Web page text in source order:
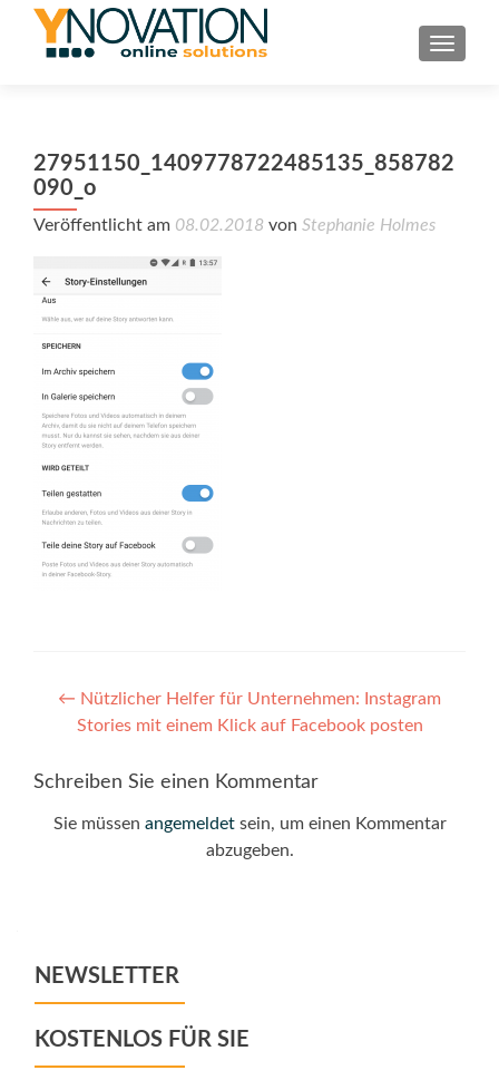
27951150_1409778722485135_858782
090_o
Veröffentlicht am 08.02.2018 von Stephanie Holmes
Post
navigation
← Nützlicher Helfer für Unternehmen: Instagram
Stories mit einem Klick auf Facebook posten
Schreiben Sie einen Kommentar
Sie müssen angemeldetsein, um einen Kommentar
abzugeben.
NEWSLETTER
KOSTENLOS FÜR SIE